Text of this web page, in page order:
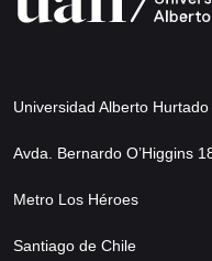
Universidad Alberto Hurtado
Avda. Bernardo O’Higgins
Metro Los Héroes
Santiago de Chile